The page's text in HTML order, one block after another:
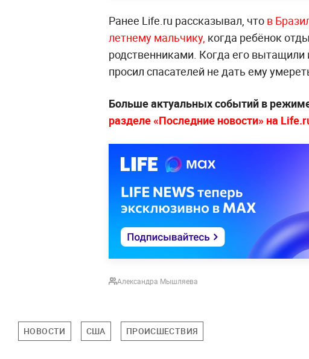
Ранее Life.ru рассказывал, что в
летнему мальчику, когда ребёнок
родственниками. Когда его вытащили
просил спасателей не дать ему
Больше актуальных событий в
разделе «Последние новости» на
Александра Мышляева
НОВОСТИ США ПРОИСШЕСТВИЯ